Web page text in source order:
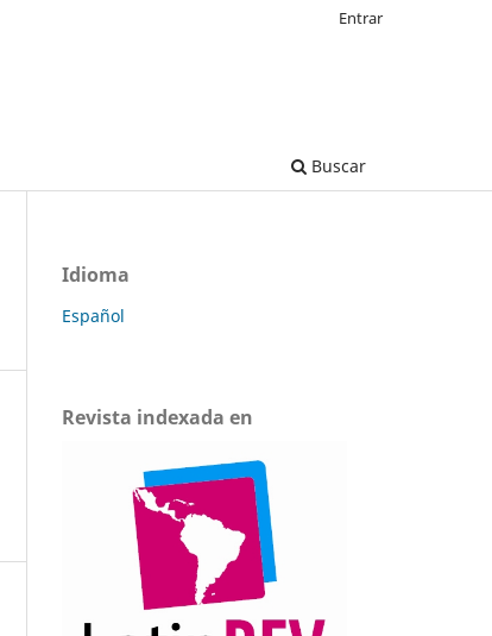
Buscar
Entrar
Idioma
Español
Revista indexada en